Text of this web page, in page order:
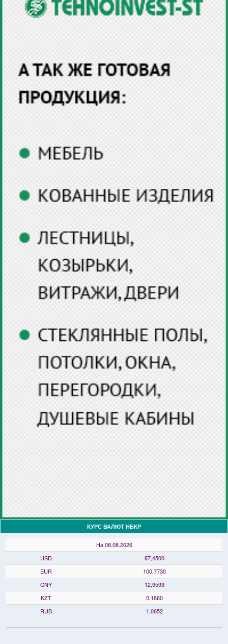
КУРС ВАЛЮТ НБКР
На 08.08.2026
USD
87,4500
EUR
100,7730
CNY
12,9593
KZT
0,1860
RUB
1,0652